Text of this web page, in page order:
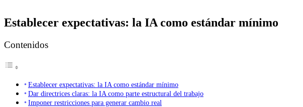
Establecer expectativas: la IA como estándar mínimo
Contenidos
Establecer expectativas: la IA como estándar mínimo
Dar directrices claras: la IA como parte estructural del trabajo
Imponer restricciones para generar cambio real